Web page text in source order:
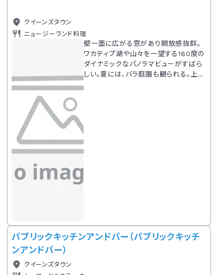
クイーンズタウン
ニュージーランド料理
壁一面に広がる窓があり開放感抜群。
ワカティプ湖や山々を一望する180度の
ダイナミックなパノラマビューがすばら
しい。夏には、バラ庭園も観られる。上質
パブリックキッチンアンドバー（パブリックキッチ
ンアンドバー）
クイーンズタウン